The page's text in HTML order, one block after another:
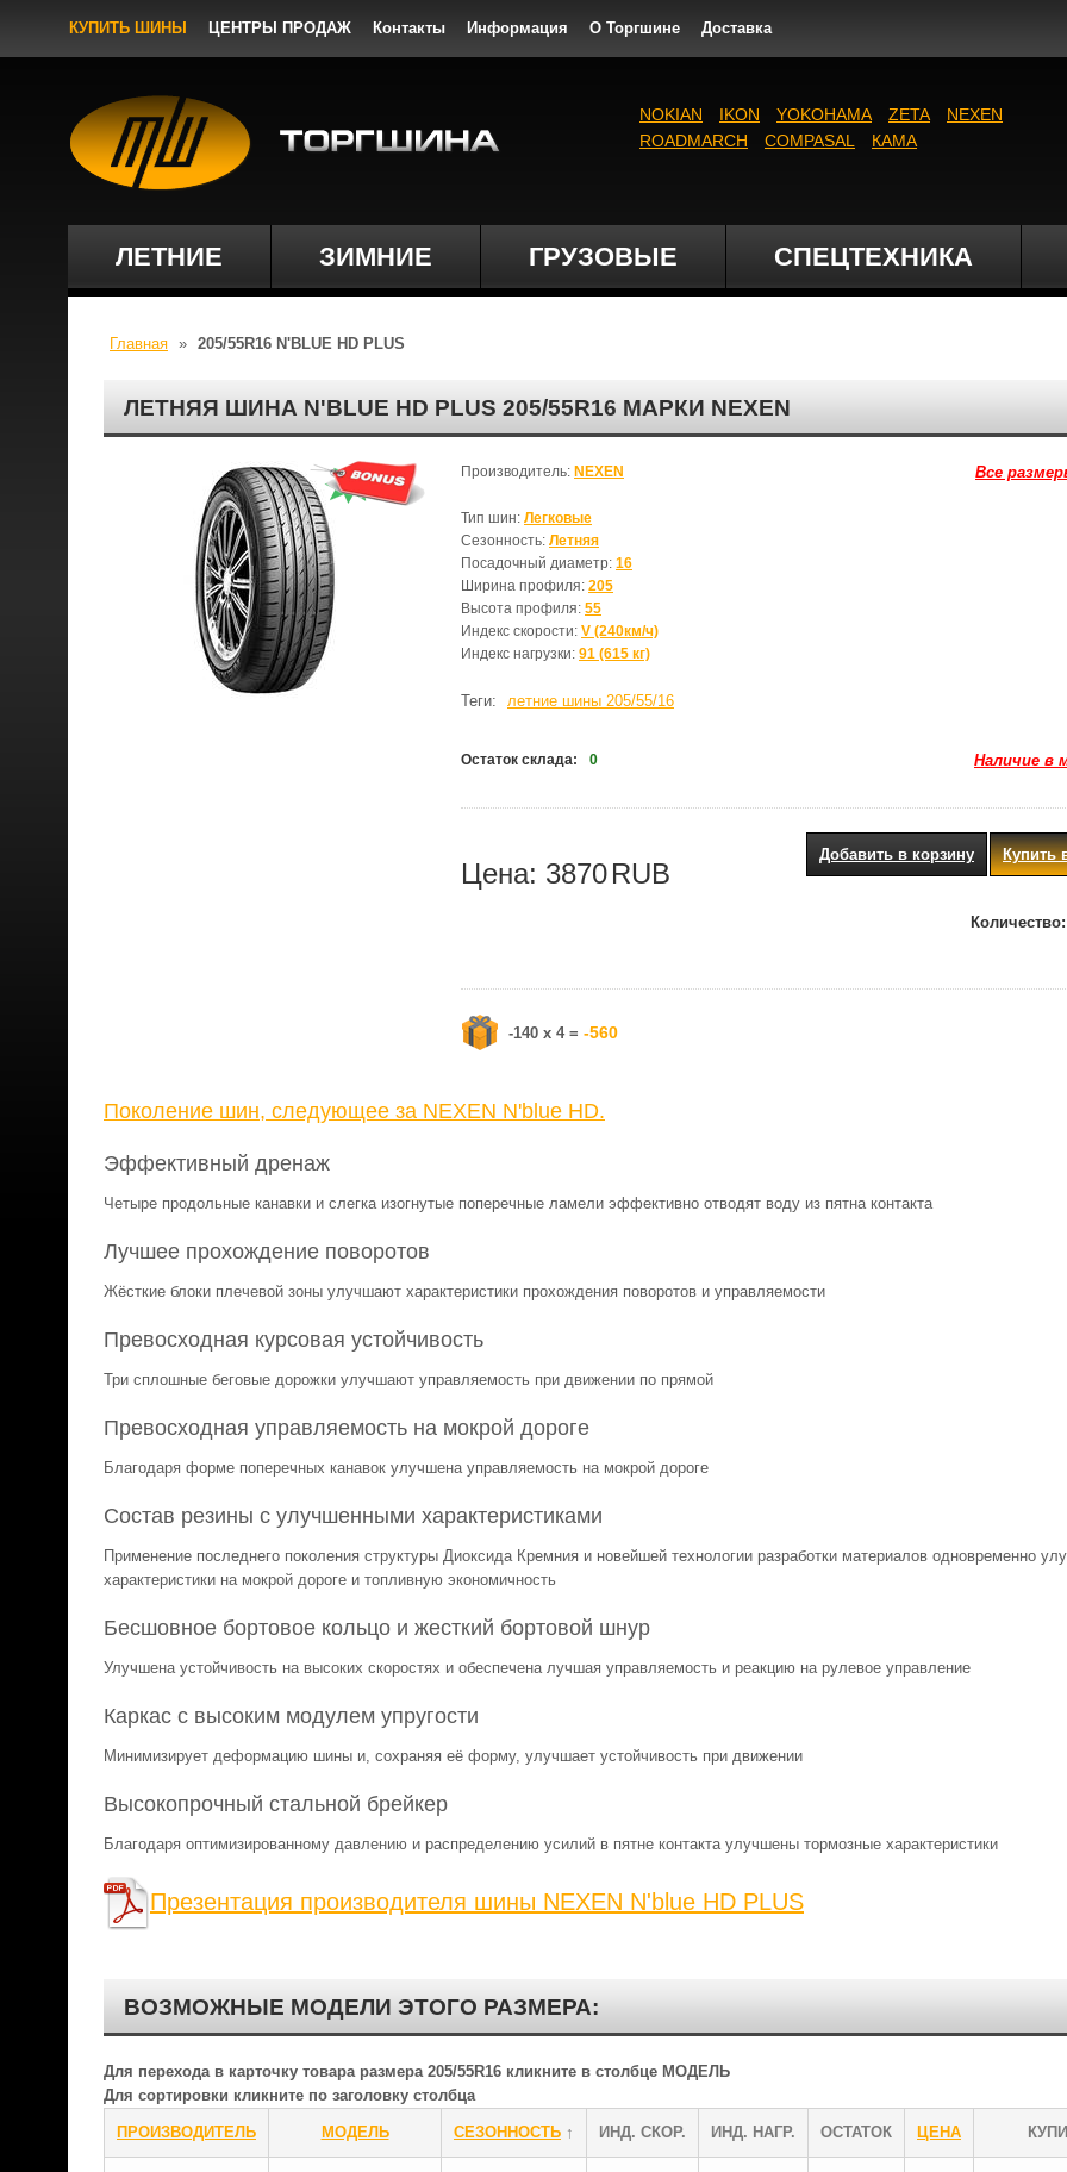
КУПИТЬ ШИНЫ ЦЕНТРЫ ПРОДАЖ Контакты Информация О Торгшине Доставка
ЛЕТНИЕ ЗИМНИЕ ГРУЗОВЫЕ СПЕЦТЕХНИКА
NOKIAN IKON YOKOHAMA ZETA
NEXEN
ROADMARCH
COMPASAL КАМА
Главная » 205/55R16 N'BLUE HD PLUS
ЛЕТНЯЯ ШИНА N'BLUE HD PLUS 205/55R16 МАРКИ NEXEN
Все
Производитель: NEXEN
Тип шин: Легковые
Сезонность: Летняя
Посадочный диаметр: 16
Ширина профиля: 205
Высота профиля: 55
Индекс скорости: V (240км/ч)
Индекс нагрузки: 91 (615 кг)
Теги: летние шины 205/55/16
Остаток склада: 0 Наличие в
Цена: 3870RUB
Купить
Добавить в корзину
Количество:
-140 x 4 = -560
Поколение шин, следующее за NEXEN N'blue HD.
Эффективный дренаж
Четыре продольные канавки и слегка изогнутые поперечные ламели эффективно отводят воду из пятна контакта
Лучшее прохождение поворотов
Жёсткие блоки плечевой зоны улучшают характеристики прохождения поворотов и управляемости
Превосходная курсовая устойчивость
Три сплошные беговые дорожки улучшают управляемость при движении по прямой
Превосходная управляемость на мокрой дороге
Благодаря форме поперечных канавок улучшена управляемость на мокрой дороге
Состав резины с улучшенными характеристиками
Применение последнего поколения структуры Диоксида Кремния и новейшей технологии разработки материалов одновременно
характеристики на мокрой дороге и топливную экономичность
Бесшовное бортовое кольцо и жесткий бортовой шнур
Улучшена устойчивость на высоких скоростях и обеспечена лучшая управляемость и реакцию на рулевое управление
Каркас с высоким модулем упругости
Минимизирует деформацию шины и, сохраняя её форму, улучшает устойчивость при движении
Высокопрочный стальной брейкер
Благодаря оптимизированному давлению и распределению усилий в пятне контакта улучшены тормозные характеристики
Презентация производителя шины NEXEN N'blue HD PLUS
ВОЗМОЖНЫЕ МОДЕЛИ ЭТОГО РАЗМЕРА:
Для перехода в карточку товара размера 205/55R16 кликните в столбце МОДЕЛЬ
Для сортировки кликните по заголовку столбца
ПРОИЗВОДИТЕЛЬ МОДЕЛЬ СЕЗОННОСТЬ ↑ ИНД. СКОР. ИНД. НАГР. ОСТАТОК ЦЕНА